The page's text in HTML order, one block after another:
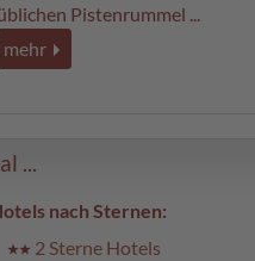
Pistenrummel ...
mehr
...
nach Sternen:
2 Sterne Hotels